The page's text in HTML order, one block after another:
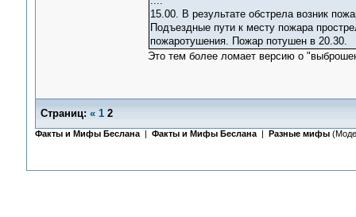
15.00. В результате обстрела возник
Подъездные пути к месту пожара
пожаротушения. Пожар потушен в 20.30.
Это тем более ломает версию о
Страниц: « 1 2
Факты и Мифы Беслана| Факты и Мифы Беслана| Разные мифы